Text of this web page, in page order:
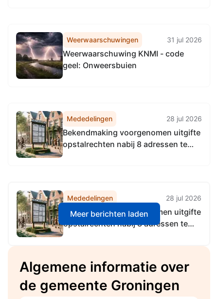
Weerwaarschuwingen 31 jul 2026
Weerwaarschuwing KNMI - code
geel: Onweersbuien
Mededelingen 28 jul 2026
Bekendmaking voorgenomen uitgifte
opstalrechten nabij 8 adressen te
Mededelingen 28 jul 2026
Bekendmaking voorgenomen uitgifte
opstalrechten nabij 8 adressen te
Ten Boer t.b.v. nutsvoorzieningen
Meer berichten laden
Algemene informatie over
de gemeente Groningen